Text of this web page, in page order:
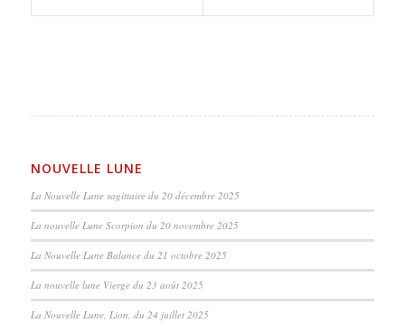
NOUVELLE LUNE
La Nouvelle Lune sagittaire du 20 décembre 2025
La nouvelle Lune Scorpion du 20 novembre 2025
La Nouvelle Lune Balance du 21 octobre 2025
La nouvelle lune Vierge du 23 août 2025
La Nouvelle Lune, Lion, du 24 juillet 2025